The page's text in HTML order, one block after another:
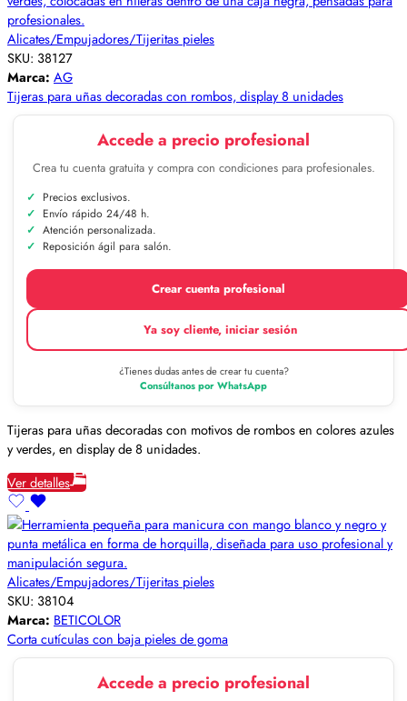
Alicates/Empujadores/Tijeritas pieles
SKU: 38127
Marca: AG
Tijeras para uñas decoradas con rombos, display 8 unidades
Accede a precio profesional
Crea tu cuenta gratuita y compra con condiciones para profesionales.
Precios exclusivos.
Envío rápido 24/48 h.
Atención personalizada.
Reposición ágil para salón.
Crear cuenta profesional
Ya soy cliente, iniciar sesión
¿Tienes dudas antes de crear tu cuenta?
Consúltanos por WhatsApp
Tijeras para uñas decoradas con motivos de rombos en colores azules
y verdes, en display de 8 unidades.
Ver detalles
Alicates/Empujadores/Tijeritas pieles
SKU: 38104
Marca: BETICOLOR
Corta cutículas con baja pieles de goma
Accede a precio profesional